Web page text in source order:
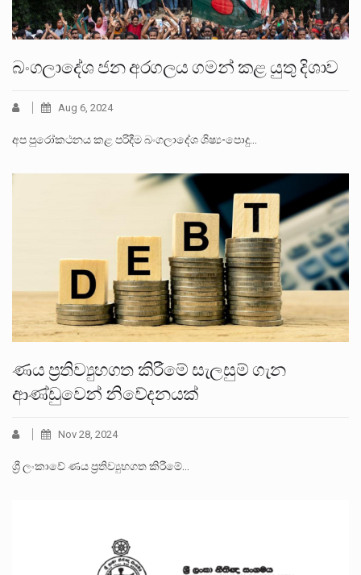
බංගලාදේශ ජන අරගලය ගමන් කළ යුතු දිශාව
Aug 6, 2024
අප පුරෝකථනය කළ පරිදීම බංගලාදේශ ශිෂ්‍ය-පොදු…
ණය ප්‍රතිව්‍යුහගත කිරීමේ සැලසුම් ගැන
ආණ්ඩුවෙන් නිවේදනයක්
Nov 28, 2024
ශ්‍රී ලංකාවේ ණය ප්‍රතිව්‍යුහගත කිරීමේ…